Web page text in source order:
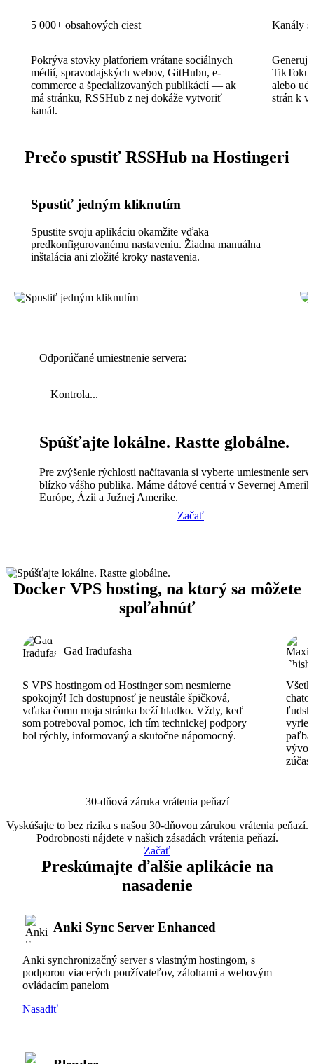
5 000+ obsahových ciest
Pokrýva stovky platforiem vrátane sociálnych
médií, spravodajských webov, GitHubu, e-
commerce a špecializovaných publikácií — ak
má stránku, RSSHub z nej dokáže vytvoriť
kanál.
Kanály
TikToku
alebo
strán k
Prečo spustiť RSSHub na Hostingeri
Spustiť jedným kliknutím
Spustite svoju aplikáciu okamžite vďaka
predkonfigurovanému nastaveniu. Žiadna manuálna
inštalácia ani zložité kroky nastavenia.
Odporúčané umiestnenie servera:
Kontrola...
Spúšťajte lokálne. Rastte globálne.
Pre zvýšenie rýchlosti načítavania si vyberte umiestnenie
blízko vášho publika. Máme dátové centrá v Severnej
Európe, Ázii a Južnej Amerike.
Začať
Docker VPS hosting, na ktorý sa môžete
spoľahnúť
Gad Iradufasha
S VPS hostingom od Hostinger som nesmierne
spokojný! Ich dostupnosť je neustále špičková,
vďaka čomu moja stránka beží hladko. Vždy, keď
som potreboval pomoc, ich tím technickej podpory
bol rýchly, informovaný a skutočne nápomocný.
30-dňová záruka vrátenia peňazí
Vyskúšajte to bez rizika s našou 30-dňovou zárukou vrátenia peňazí.
Podrobnosti nájdete v našich zásadách vrátenia peňazí.
Začať
Preskúmajte ďalšie aplikácie na
nasadenie
Anki Sync Server Enhanced
Anki synchronizačný server s vlastným hostingom, s
podporou viacerých používateľov, zálohami a webovým
ovládacím panelom
Nasadiť